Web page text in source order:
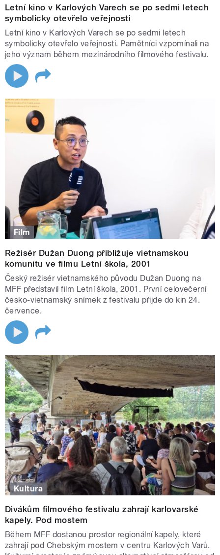
Letní kino v Karlových Varech se po sedmi letech
symbolicky otevřelo veřejnosti
Letní kino v Karlových Varech se po sedmi letech
symbolicky otevřelo veřejnosti. Pamětníci vzpomínali na
jeho význam během mezinárodního filmového festivalu.
Film
Režisér Dužan Duong přibližuje vietnamskou
komunitu ve filmu Letní škola, 2001
Český režisér vietnamského původu Dužan Duong na
MFF představil film Letní škola, 2001. První celovečerní
česko-vietnamský snímek z festivalu přijde do kin 24.
července.
Kultura
Divákům filmového festivalu zahrají karlovarské
kapely. Pod mostem
Během MFF dostanou prostor regionální kapely, které
zahrají pod Chebským mostem v centru Karlových Varů.